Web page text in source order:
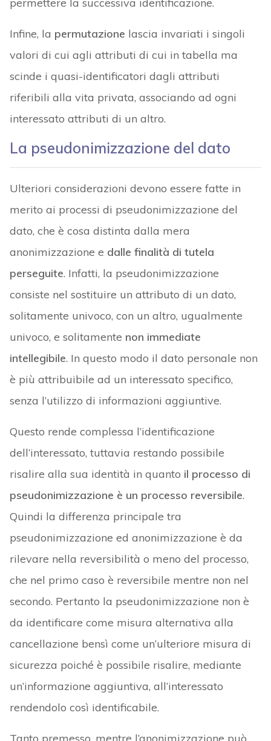
Infine, la permutazione lascia invariati i singoli
valori di cui agli attributi di cui in tabella ma
scinde i quasi-identificatori dagli attributi
riferibili alla vita privata, associando ad ogni
interessato attributi di un altro.
La pseudonimizzazione del dato
Ulteriori considerazioni devono essere fatte in
merito ai processi di pseudonimizzazione del
dato, che è cosa distinta dalla mera
anonimizzazione e dalle finalità di tutela
perseguite. Infatti, la pseudonimizzazione
consiste nel sostituire un attributo di un dato,
solitamente univoco, con un altro, ugualmente
univoco, e solitamente non immediate
intellegibile. In questo modo il dato personale non
è più attribuibile ad un interessato specifico,
senza l’utilizzo di informazioni aggiuntive.
Questo rende complessa l’identificazione
dell’interessato, tuttavia restando possibile
risalire alla sua identità in quanto il processo di
pseudonimizzazione è un processo reversibile.
Quindi la differenza principale tra
pseudonimizzazione ed anonimizzazione è da
rilevare nella reversibilità o meno del processo,
che nel primo caso è reversibile mentre non nel
secondo. Pertanto la pseudonimizzazione non è
da identificare come misura alternativa alla
cancellazione bensì come un’ulteriore misura di
sicurezza poiché è possibile risalire, mediante
un’informazione aggiuntiva, all’interessato
rendendolo così identificabile.